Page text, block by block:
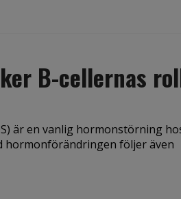
B-cellernas
är en vanlig hormonstörning
hormonförändringen följer även